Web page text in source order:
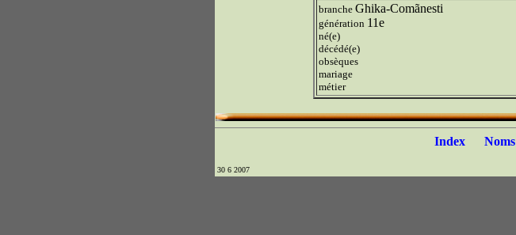
branche Ghika-Comãnesti
génération 11e
né(e)
décédé(e)
obsèques
mariage
métier
Index Noms
30 6 2007